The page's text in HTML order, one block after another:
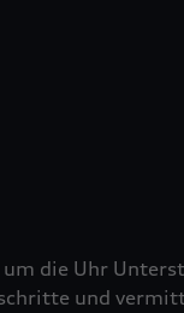
die Uhr
und